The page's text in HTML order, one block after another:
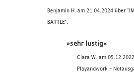
Benjamin H. am 21.04.2024 über
BATTLE".
»sehr lustig«
Clara W. am
Playandwork -